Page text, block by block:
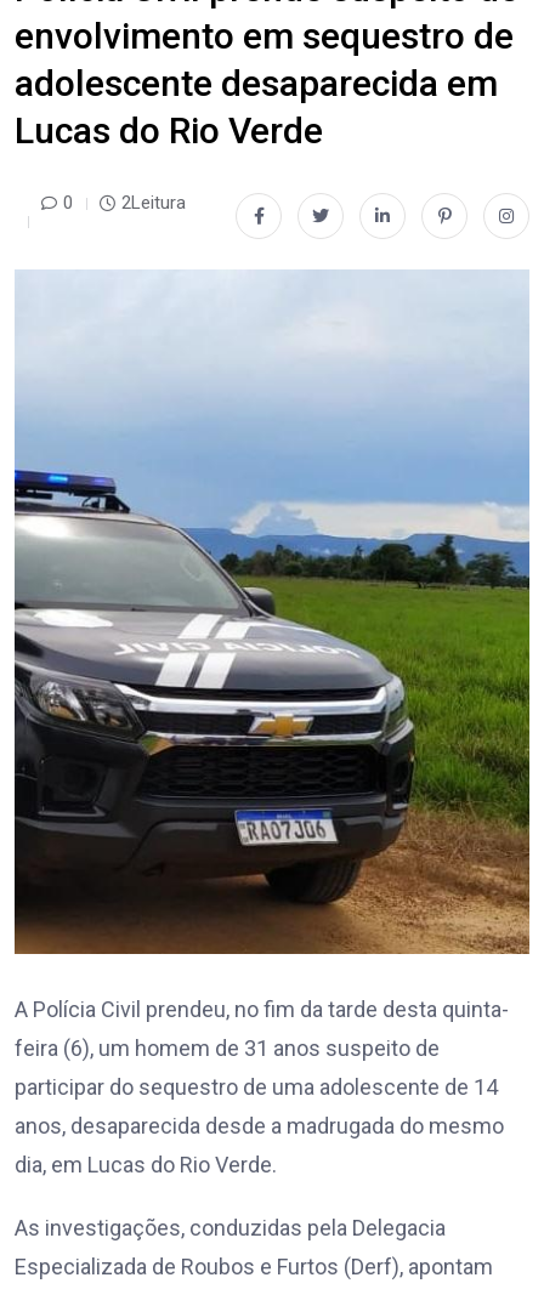
envolvimento em sequestro de
adolescente desaparecida em
Lucas do Rio Verde
0 2Leitura
A Polícia Civil prendeu, no fim da tarde desta quinta-
feira (6), um homem de 31 anos suspeito de
participar do sequestro de uma adolescente de 14
anos, desaparecida desde a madrugada do mesmo
dia, em Lucas do Rio Verde.
As investigações, conduzidas pela Delegacia
Especializada de Roubos e Furtos (Derf), apontam